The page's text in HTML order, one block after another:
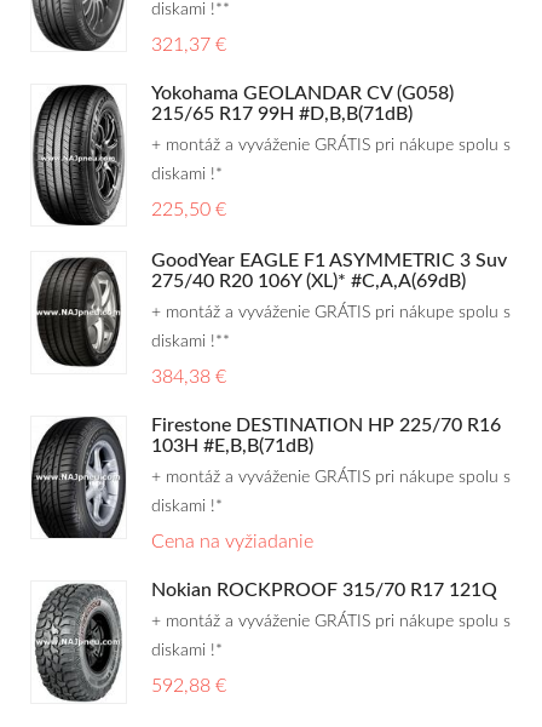
diskami !**
321,37 €
Yokohama GEOLANDAR CV (G058)
215/65 R17 99H #D,B,B(71dB)
+ montáž a vyváženie GRÁTIS pri nákupe spolu s
diskami !*
225,50 €
GoodYear EAGLE F1 ASYMMETRIC 3 Suv
275/40 R20 106Y (XL)* #C,A,A(69dB)
+ montáž a vyváženie GRÁTIS pri nákupe spolu s
diskami !**
384,38 €
Firestone DESTINATION HP 225/70 R16
103H #E,B,B(71dB)
+ montáž a vyváženie GRÁTIS pri nákupe spolu s
diskami !*
Cena na vyžiadanie
Nokian ROCKPROOF 315/70 R17 121Q
+ montáž a vyváženie GRÁTIS pri nákupe spolu s
diskami !*
592,88 €